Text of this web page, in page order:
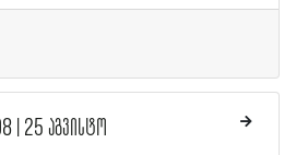
| 25 აგვისტო